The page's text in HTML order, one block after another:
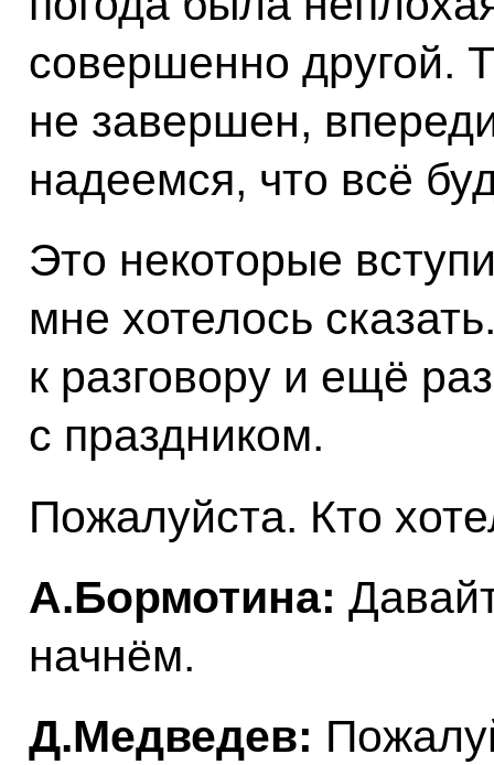
совершенно другой.
не завершен,
надеемся, что всё
Это некоторые
мне хотелось
к разговору и ещё
с праздником.
Пожалуйста. Кто
А.Бормотина:
начнём.
Д.Медведев: